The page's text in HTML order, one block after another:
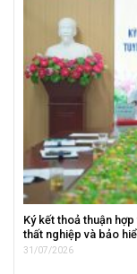
Ký kết thoả thuận
thất nghiệp và bảo
31/07/2026